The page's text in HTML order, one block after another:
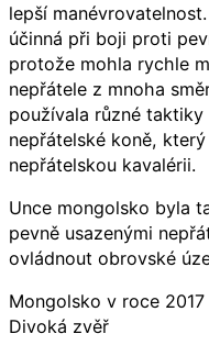
lepší
účinná při boji proti
protože mohla rychle
nepřátele z mnoha
používala různé
nepřátelské koně,
nepřátelskou kavalérii.
Unce mongolsko byla
pevně usazenými
ovládnout obrovské
Mongolsko v roce
Divoká zvěř